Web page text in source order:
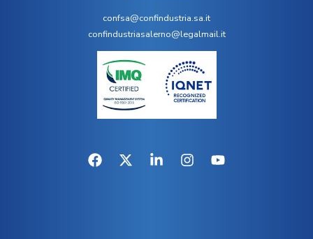
confsa@confindustria.sa.it
confindustriasalerno@legalmail.it